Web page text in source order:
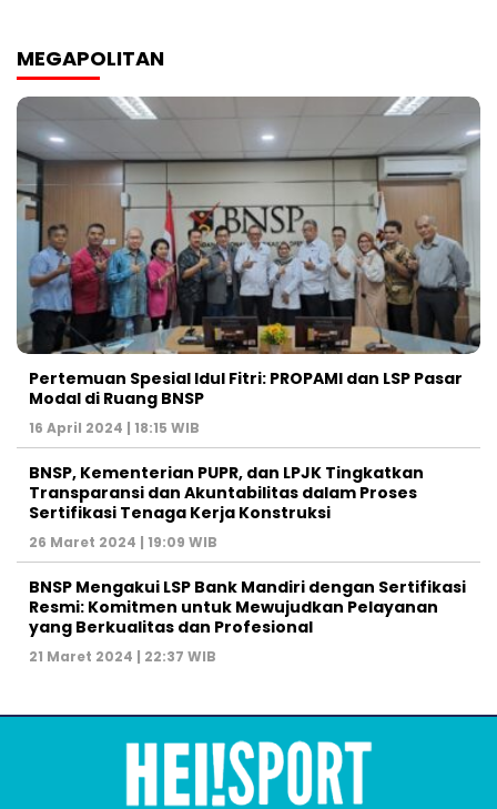
MEGAPOLITAN
Pertemuan Spesial Idul Fitri: PROPAMI dan LSP Pasar
Modal di Ruang BNSP
16 April 2024 | 18:15 WIB
BNSP, Kementerian PUPR, dan LPJK Tingkatkan
Transparansi dan Akuntabilitas dalam Proses
Sertifikasi Tenaga Kerja Konstruksi
26 Maret 2024 | 19:09 WIB
BNSP Mengakui LSP Bank Mandiri dengan Sertifikasi
Resmi: Komitmen untuk Mewujudkan Pelayanan
yang Berkualitas dan Profesional
21 Maret 2024 | 22:37 WIB